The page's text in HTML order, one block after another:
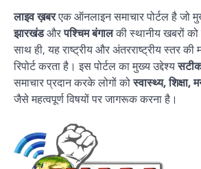
लाइव ख़बरएक ऑनलाइन समाचार पोर्टल है जो
झारखंडऔरपश्चिम बंगालकी स्थानीय खबरों
साथ ही, यह राष्ट्रीय और अंतरराष्ट्रीय स्तर की
रिपोर्ट करता है। इस पोर्टल का मुख्य उद्देश्य
समाचार प्रदान करके लोगों कोस्वास्थ्य,
जैसे महत्वपूर्ण विषयों पर जागरूक करना है।